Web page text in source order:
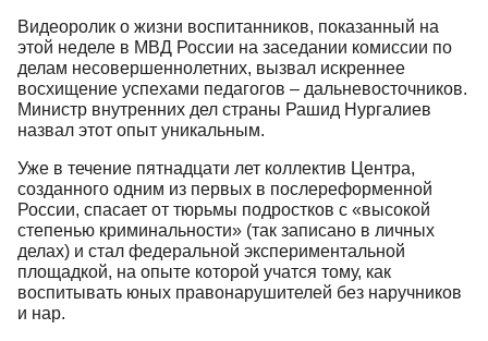
Видеоролик о жизни воспитанников, показанный на
этой неделе в МВД России на заседании комиссии по
делам несовершеннолетних, вызвал искреннее
восхищение успехами педагогов – дальневосточников.
Министр внутренних дел страны Рашид Нургалиев
назвал этот опыт уникальным.
Уже в течение пятнадцати лет коллектив Центра,
созданного одним из первых в послереформенной
России, спасает от тюрьмы подростков с «высокой
степенью криминальности» (так записано в личных
делах) и стал федеральной экспериментальной
площадкой, на опыте которой учатся тому, как
воспитывать юных правонарушителей без наручников
и нар.